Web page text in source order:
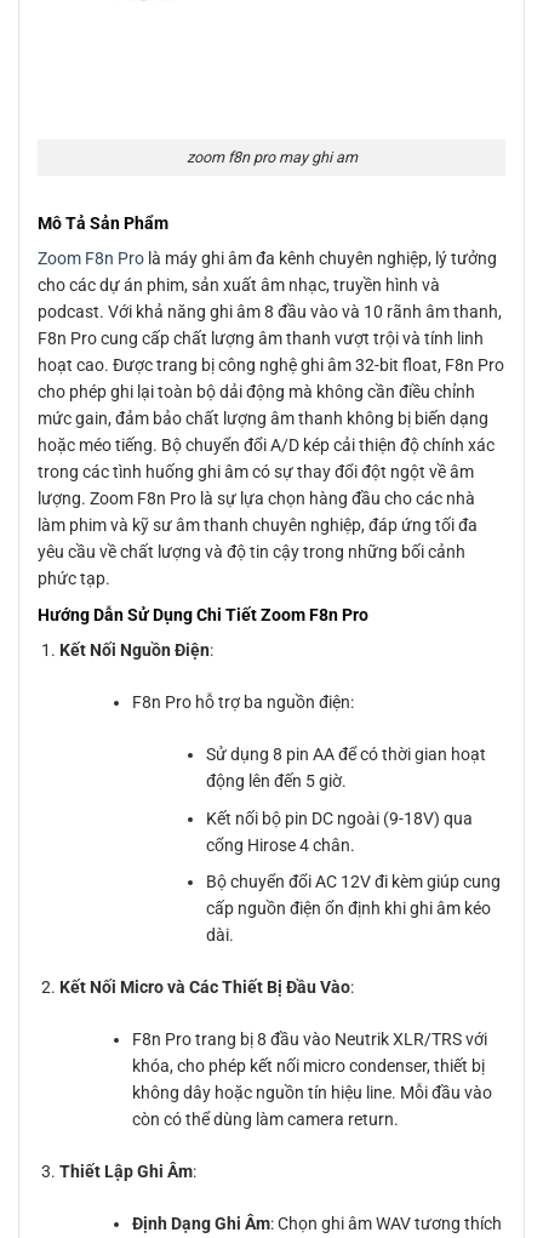
zoom f8n pro may ghi am
Mô Tả Sản Phẩm
Zoom F8n Pro là máy ghi âm đa kênh chuyên nghiệp, lý tưởng
cho các dự án phim, sản xuất âm nhạc, truyền hình và
podcast. Với khả năng ghi âm 8 đầu vào và 10 rãnh âm thanh,
F8n Pro cung cấp chất lượng âm thanh vượt trội và tính linh
hoạt cao. Được trang bị công nghệ ghi âm 32-bit float, F8n Pro
cho phép ghi lại toàn bộ dải động mà không cần điều chỉnh
mức gain, đảm bảo chất lượng âm thanh không bị biến dạng
hoặc méo tiếng. Bộ chuyển đổi A/D kép cải thiện độ chính xác
trong các tình huống ghi âm có sự thay đổi đột ngột về âm
lượng. Zoom F8n Pro là sự lựa chọn hàng đầu cho các nhà
làm phim và kỹ sư âm thanh chuyên nghiệp, đáp ứng tối đa
yêu cầu về chất lượng và độ tin cậy trong những bối cảnh
phức tạp.
Hướng Dẫn Sử Dụng Chi Tiết Zoom F8n Pro
Kết Nối Nguồn Điện:
F8n Pro hỗ trợ ba nguồn điện:
Sử dụng 8 pin AA để có thời gian hoạt
động lên đến 5 giờ.
Kết nối bộ pin DC ngoài (9-18V) qua
cổng Hirose 4 chân.
Bộ chuyển đổi AC 12V đi kèm giúp cung
cấp nguồn điện ổn định khi ghi âm kéo
dài.
Kết Nối Micro và Các Thiết Bị Đầu Vào:
F8n Pro trang bị 8 đầu vào Neutrik XLR/TRS với
khóa, cho phép kết nối micro condenser, thiết bị
không dây hoặc nguồn tín hiệu line. Mỗi đầu vào
còn có thể dùng làm camera return.
Thiết Lập Ghi Âm:
Định Dạng Ghi Âm: Chọn ghi âm WAV tương thích